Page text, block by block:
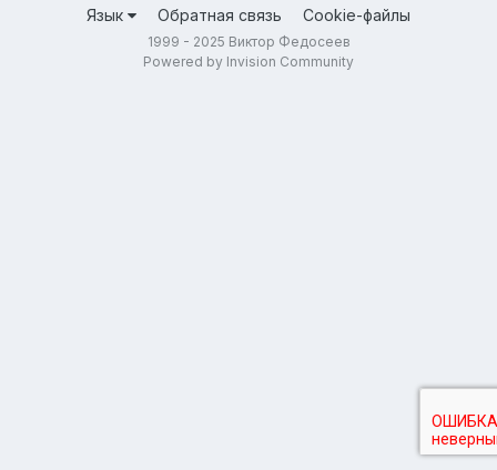
Язык Обратная связь Cookie-файлы
1999 - 2025 Виктор Федосеев
Powered by Invision Community